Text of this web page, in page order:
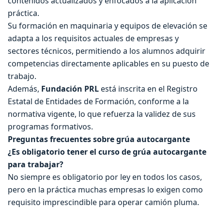
práctica.
Su formación en maquinaria y equipos de elevación se
adapta a los requisitos actuales de empresas y
sectores técnicos, permitiendo a los alumnos adquirir
competencias directamente aplicables en su puesto de
trabajo.
Además, Fundación PRLestá inscrita en el Registro
Estatal de Entidades de Formación, conforme a la
normativa vigente, lo que refuerza la validez de sus
programas formativos.
Preguntas frecuentes sobre grúa autocargante
¿Es obligatorio tener el curso de grúa autocargante
para trabajar?
No siempre es obligatorio por ley en todos los casos,
pero en la práctica muchas empresas lo exigen como
requisito imprescindible para operar camión pluma.